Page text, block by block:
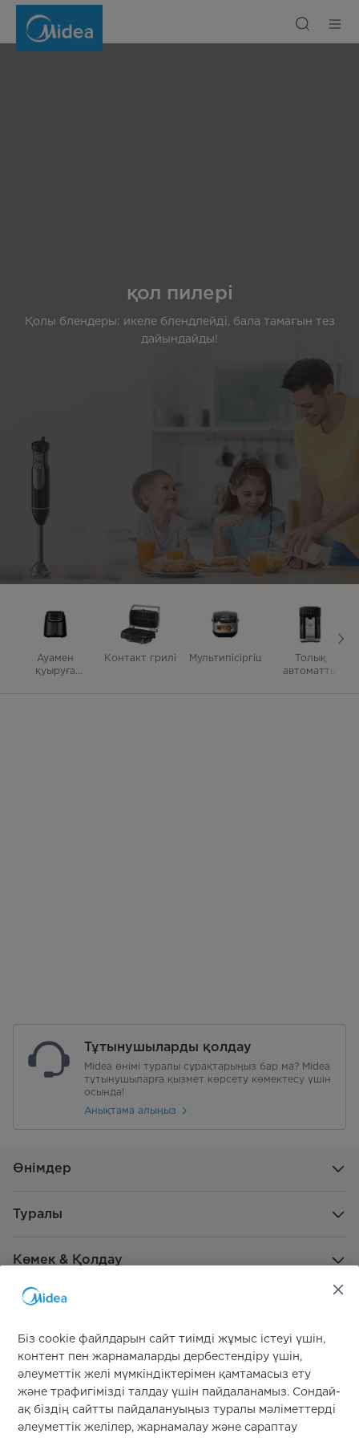
қол пилері
Қолы блендеры: икеле блендлейді, бала тамағын тез
дайындайды!
Ауамен
қуыруға
Контакт грилі Mультипісіргіш
Толық
автоматты
Тұтынушыларды қолдау
Midea өнімі туралы сұрақтарыңыз бар ма? Midea
тұтынушыларға қызмет көрсету көмектесу үшін
осында!
Анықтама алыңыз
Өнімдер
Туралы
Көмек & Қолдау
Жаһандық демеушілік
Біз cookie файлдарын сайт тиімді жұмыс істеуі үшін,
контент пен жарнамаларды дербестендіру үшін,
әлеуметтік желі мүмкіндіктерімен қамтамасыз ету
және трафигімізді талдау үшін пайдаланамыз. Сондай-
ақ біздің сайтты пайдалануыңыз туралы мәліметтерді
әлеуметтік желілер, жарнамалау және сараптау